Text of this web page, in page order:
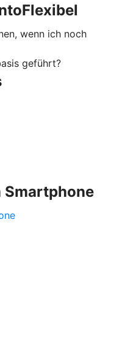
wenn ich noch
geführt?
Smartphone